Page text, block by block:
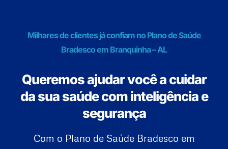
Milhares de clientes já confiam no Plano de Saúde
Bradesco em Branquinha – AL
Queremos ajudar você a cuidar
da sua saúde com inteligência e
segurança
Com o Plano de Saúde Bradesco em